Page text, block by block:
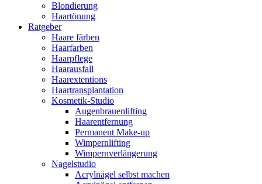
Blondierung
Haartönung
Ratgeber
Haare färben
Haarfarben
Haarpflege
Haarausfall
Haarextentions
Haartransplantation
Kosmetik-Studio
Augenbrauenlifting
Haarentfernung
Permanent Make-up
Wimpernlifting
Wimpernverlängerung
Nagelstudio
Acrylnägel selbst machen